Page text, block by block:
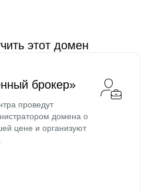
этот домен
брокер»
проведут
домена о
цене и организуют